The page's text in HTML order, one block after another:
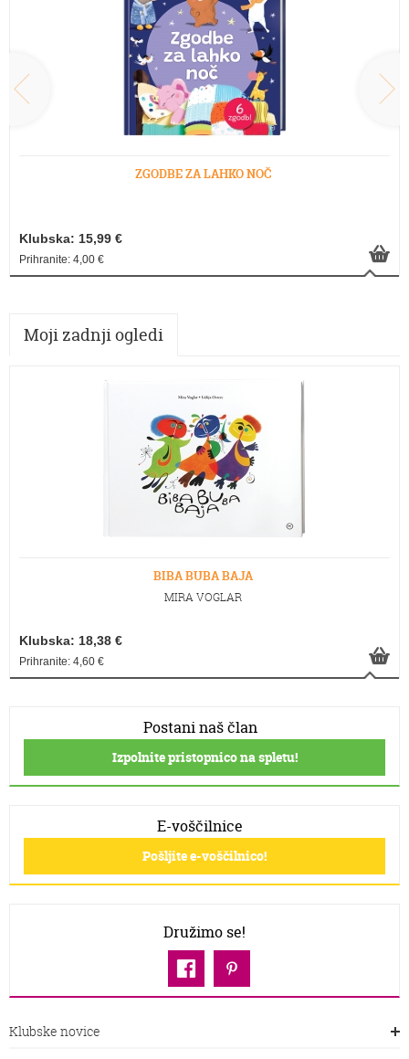
ZGODBE ZA LAHKO NOČ
Klubska: 15,99 €
Prihranite: 4,00 €
Moji zadnji ogledi
BIBA BUBA BAJA
MIRA VOGLAR
Klubska: 18,38 €
Prihranite: 4,60 €
Postani naš član
Izpolnite pristopnico na spletu!
E-voščilnice
Pošljite e-voščilnico!
Družimo se!
Klubske novice